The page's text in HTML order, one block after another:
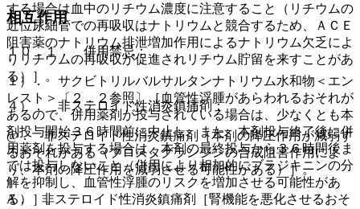
する場合は血中のリチウム濃度に注意すること（リチウムの
近位尿細管での再吸収はナトリウムと競合するため、ＡＣＥ
阻害薬のナトリウム排泄増加作用によるナトリウム欠乏によ
りリチウムの再吸収が促進されリチウム貯留を来すことがあ
る）］。
４）． 非ステロイド性消炎鎮痛剤：
@． 非ステロイド性消炎鎮痛剤［本剤の降圧作用が減弱す
るおそれがある（プロスタグランジンの合成阻害作用によ
り、本剤の降圧作用を減弱させる可能性がある）］。
A． 非ステロイド性消炎鎮痛剤［腎機能を悪化させるおそ
相互作用
１０．１． 併用禁忌：
１）． サクビトリルバルサルタンナトリウム水和物＜エン
レスト＞〔２．２参照〕［血管性浮腫があらわれるおそれが
あるので、併用薬剤が投与されている場合は、少なくとも本
剤投与開始３６時間前に中止し、また、本剤投与終了後に併
用薬剤を投与する場合は、本剤の最終投与から３６時間後ま
では投与しないこと（併用により相加的にブラジキニンの分
解を抑制し、血管性浮腫のリスクを増加させる可能性があ
る）］。